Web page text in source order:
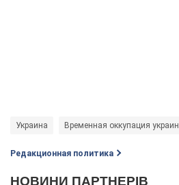
Украина Временная оккупация
Редакционная политика